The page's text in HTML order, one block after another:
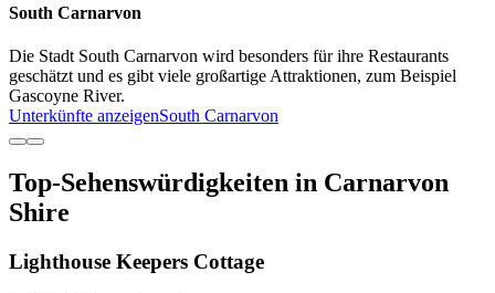
South Carnarvon
Die Stadt South Carnarvon wird besonders für ihre Restaurants
geschätzt und es gibt viele großartige Attraktionen, zum Beispiel
Gascoyne River.
Unterkünfte anzeigenSouth Carnarvon
Top-Sehenswürdigkeiten in Carnarvon
Shire
Lighthouse Keepers Cottage